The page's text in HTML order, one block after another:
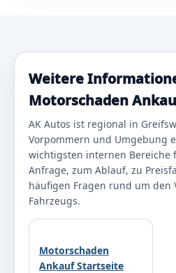
Weitere
Motorschaden
AK Autos ist regional in
Vorpommern und Umgebung
wichtigsten internen Bereiche
Anfrage, zum Ablauf, zu
häufigen Fragen rund um den
Fahrzeugs.
Motorschaden
Ankauf Startseite